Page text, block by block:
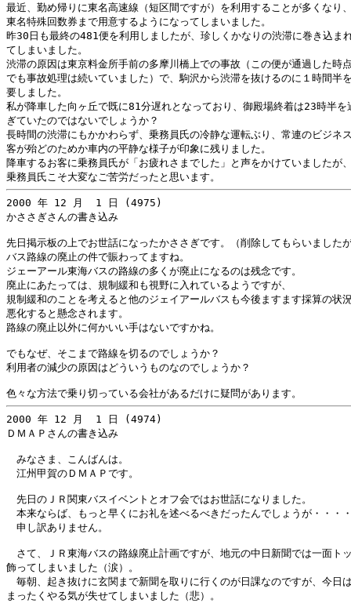
最近、勤め帰りに東名高速線（短区間ですが）を利用することが多くなり
東名特殊回数券まで用意するようになってしまいました。
昨30日も最終の481便を利用しましたが、珍しくかなりの渋滞に巻き込ま
てしまいました。
渋滞の原因は東京料金所手前の多摩川橋上での事故（この便が通過した時
でも事故処理は続いていました）で、駒沢から渋滞を抜けるのに１時間半
要しました。
私が降車した向ヶ丘で既に81分遅れとなっており、御殿場終着は23時半を
ぎていたのではないでしょうか？
長時間の渋滞にもかかわらず、乗務員氏の冷静な運転ぶり、常連のビジネ
客が殆どのためか車内の平静な様子が印象に残りました。
降車するお客に乗務員氏が「お疲れさまでした」と声をかけていましたが
2000 年 12 月  1 日 (4975)
かささぎさんの書き込み
先日掲示板の上でお世話になったかささぎです。（削除してもらいました
バス路線の廃止の件で賑わってますね。
ジェーアール東海バスの路線の多くが廃止になるのは残念です。
廃止にあたっては、規制緩和も視野に入れているようですが、
規制緩和のことを考えると他のジェイアールバスも今後ますます採算の状
悪化すると懸念されます。
路線の廃止以外に何かいい手はないですかね。
でもなぜ、そこまで路線を切るのでしょうか？
利用者の減少の原因はどういうものなのでしょうか？
2000 年 12 月  1 日 (4974)
ＤＭＡＰさんの書き込み
みなさま、こんばんは。
江州甲賀のＤＭＡＰです。
先日のＪＲ関東バスイベントとオフ会ではお世話になりました。
本来ならば、もっと早くにお礼を述べるべきだったんでしょうが・・・
申し訳ありません。
さて、ＪＲ東海バスの路線廃止計画ですが、地元の中日新聞では一面ト
飾ってしまいました（涙）。
毎朝、起き抜けに玄関まで新聞を取りに行くのが日課なのですが、今日
まったくやる気が失せてしまいました（悲）。